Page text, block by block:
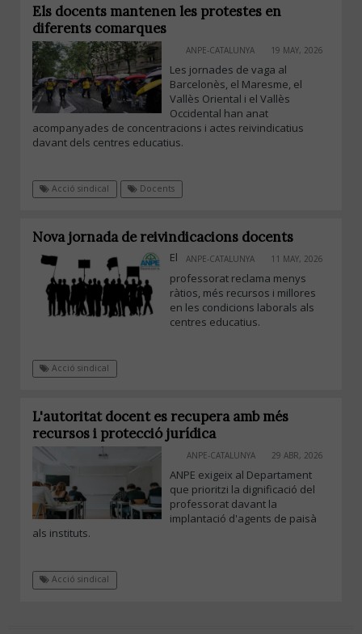
Els docents mantenen les protestes en
diferents comarques
ANPE-CATALUNYA 19 MAY, 2026
Les jornades de vaga al
Barcelonès, el Maresme, el
Vallès Oriental i el Vallès
Occidental han anat
acompanyades de concentracions i actes reivindicatius
davant dels centres educatius.
Acció sindical Docents
Nova jornada de reivindicacions docents
ANPE-CATALUNYA 11 MAY, 2026
El
professorat reclama menys
ràtios, més recursos i millores
en les condicions laborals als
centres educatius.
Acció sindical
L'autoritat docent es recupera amb més
recursos i protecció jurídica
ANPE-CATALUNYA 29 ABR, 2026
ANPE exigeix al Departament
que prioritzi la dignificació del
professorat davant la
implantació d'agents de paisà
als instituts.
Acció sindical